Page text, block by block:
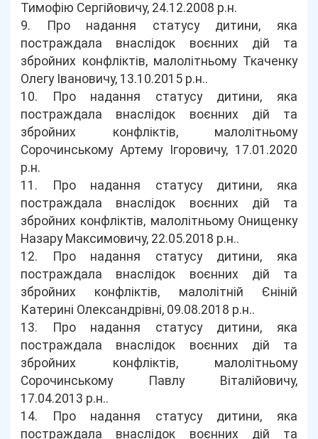
Тимофію Сергійовичу, 24.12.2008 р.н.
9. Про надання статусу дитини, яка
постраждала внаслідок воєнних дій та
збройних конфліктів, малолітньому Ткаченку
Олегу Івановичу, 13.10.2015 р.н..
10. Про надання статусу дитини, яка
постраждала внаслідок воєнних дій та
збройних конфліктів, малолітньому
Сорочинському Артему Ігоровичу, 17.01.2020
р.н.
11. Про надання статусу дитини, яка
постраждала внаслідок воєнних дій та
збройних конфліктів, малолітньому Онищенку
Назару Максимовичу, 22.05.2018 р.н..
12. Про надання статусу дитини, яка
постраждала внаслідок воєнних дій та
збройних конфліктів, малолітній Єніній
Катерині Олександрівні, 09.08.2018 р.н..
13. Про надання статусу дитини, яка
постраждала внаслідок воєнних дій та
збройних конфліктів, малолітньому
Сорочинському Павлу Віталійовичу,
17.04.2013 р.н..
14. Про надання статусу дитини, яка
постраждала внаслідок воєнних дій та